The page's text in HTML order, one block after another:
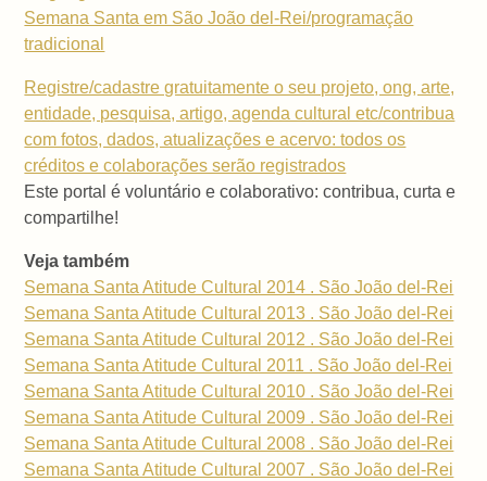
Semana Santa em São João del-Rei/programação
tradicional
Registre/cadastre gratuitamente o seu projeto, ong, arte,
entidade, pesquisa, artigo, agenda cultural etc/contribua
com fotos, dados, atualizações e acervo: todos os
créditos e colaborações serão registrados
Este portal é voluntário e colaborativo: contribua, curta e
compartilhe!
Veja também
Semana Santa Atitude Cultural 2014 . São João del-Rei
Semana Santa Atitude Cultural 2013 . São João del-Rei
Semana Santa Atitude Cultural 2012 . São João del-Rei
Semana Santa Atitude Cultural 2011 . São João del-Rei
Semana Santa Atitude Cultural 2010 . São João del-Rei
Semana Santa Atitude Cultural 2009 . São João del-Rei
Semana Santa Atitude Cultural 2008 . São João del-Rei
Semana Santa Atitude Cultural 2007 . São João del-Rei